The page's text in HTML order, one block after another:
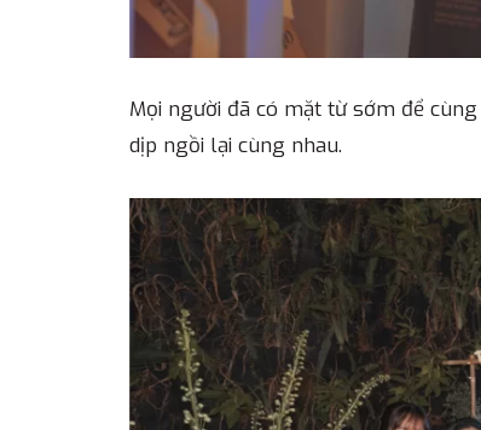
Mọi người đã có mặt từ sớm để
dịp ngồi lại cùng nhau.